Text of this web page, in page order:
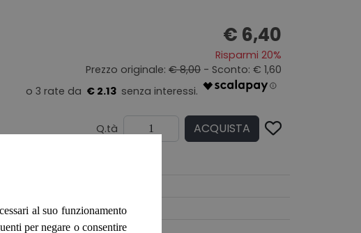
€ 6,40
Risparmi 20%
Prezzo originale: € 8,00 - Sconto: € 1,60
€ 2.13
Q.tà ACQUISTA
al suo funzionamento
per negare o consentire